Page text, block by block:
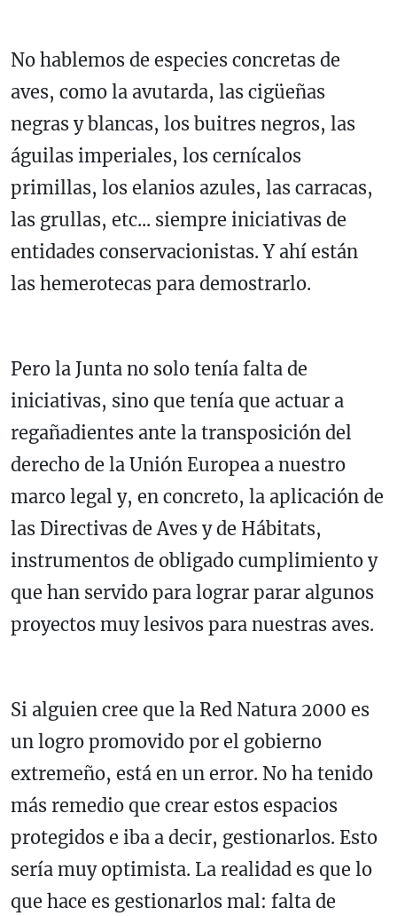
No hablemos de especies concretas de
aves, como la avutarda, las cigüeñas
negras y blancas, los buitres negros, las
águilas imperiales, los cernícalos
primillas, los elanios azules, las carracas,
las grullas, etc... siempre iniciativas de
entidades conservacionistas. Y ahí están
las hemerotecas para demostrarlo.
Pero la Junta no solo tenía falta de
iniciativas, sino que tenía que actuar a
regañadientes ante la transposición del
derecho de la Unión Europea a nuestro
marco legal y, en concreto, la aplicación de
las Directivas de Aves y de Hábitats,
instrumentos de obligado cumplimiento y
que han servido para lograr parar algunos
proyectos muy lesivos para nuestras aves.
Si alguien cree que la Red Natura 2000 es
un logro promovido por el gobierno
extremeño, está en un error. No ha tenido
más remedio que crear estos espacios
protegidos e iba a decir, gestionarlos. Esto
sería muy optimista. La realidad es que lo
que hace es gestionarlos mal: falta de